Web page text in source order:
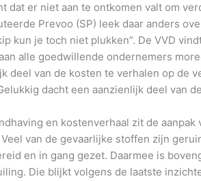
dat er niet aan te ontkomen valt om
Prevoo (SP) leek daar anders
kun je toch niet plukken”. De VVD
alle goedwillende ondernemers
deel van de kosten te verhalen op de
dacht een aanzienlijk deel van
en kostenverhaal zit de
van de gevaarlijke stoffen zijn
en in gang gezet. Daarmee is
Die blijkt volgens de laatste